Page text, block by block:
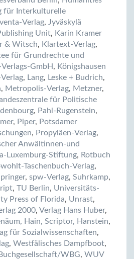
für Interkulturelle
Verlag, Jyväskylä
Unit, Karin Kramer
& Witsch, Klartext-Verlag,
für Grundrechte und
Verlags-GmbH, Königshausen
, Lang, Leske + Budrich,
, Metropolis-Verlag, Metzner,
für Politische
, Pahl-Rugenstein,
, Piper, Potsdamer
, Propyläen-Verlag,
Anwältinnen-und
Luxemburg-Stiftung, Rotbuch
Taschenbuch-Verlag,
, spw-Verlag, Suhrkamp,
, TU Berlin, Universitäts-
Press of Florida, Unrast,
2000, Verlag Hans Huber,
Hain, Scriptor, Hanstein,
für Sozialwissenschaften,
, Westfälisches Dampfboot,
WBG, WUV